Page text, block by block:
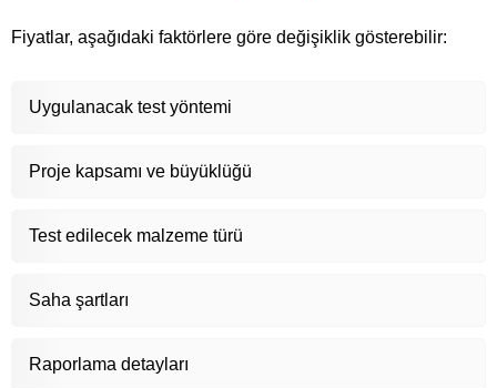
Fiyatlar, aşağıdaki faktörlere göre değişiklik gösterebilir:
Uygulanacak test yöntemi
Proje kapsamı ve büyüklüğü
Test edilecek malzeme türü
Saha şartları
Raporlama detayları